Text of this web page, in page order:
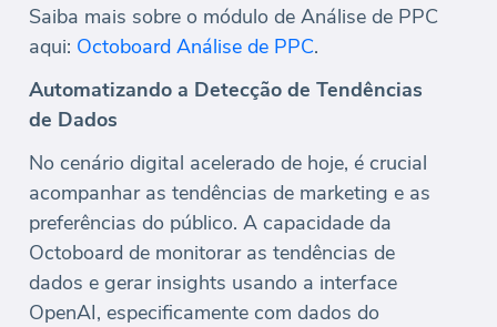
Saiba mais sobre o módulo de Análise de PPC
aqui: Octoboard Análise de PPC.
Automatizando a Detecção de Tendências
de Dados
No cenário digital acelerado de hoje, é crucial
acompanhar as tendências de marketing e as
preferências do público. A capacidade da
Octoboard de monitorar as tendências de
dados e gerar insights usando a interface
OpenAI, especificamente com dados do